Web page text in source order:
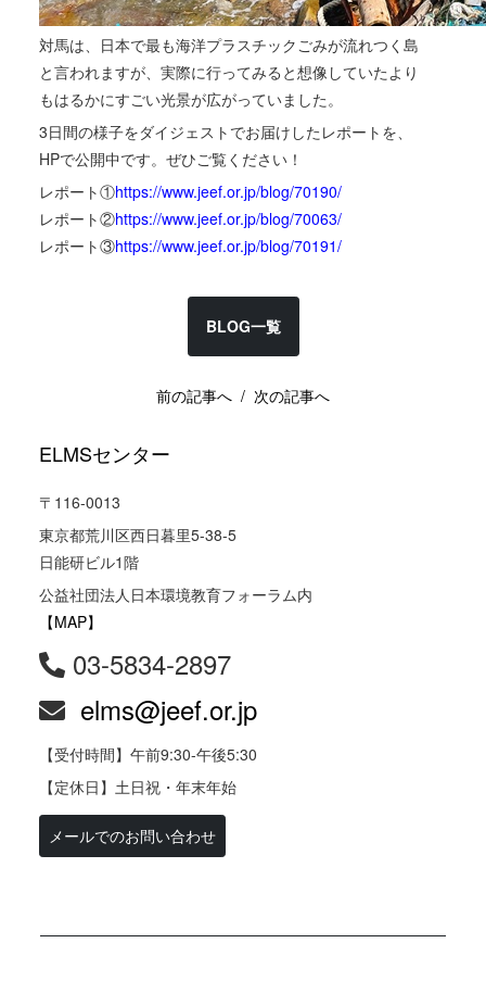
対馬は、日本で最も海洋プラスチックごみが流れつく島
と言われますが、実際に行ってみると想像していたより
もはるかにすごい光景が広がっていました。
3日間の様子をダイジェストでお届けしたレポートを、
HPで公開中です。ぜひご覧ください！
レポート①https://www.jeef.or.jp/blog/70190/
レポート②https://www.jeef.or.jp/blog/70063/
レポート③https://www.jeef.or.jp/blog/70191/
BLOG一覧
前の記事へ / 次の記事へ
ELMSセンター
〒116-0013
東京都荒川区西日暮里5-38-5
日能研ビル1階
公益社団法人日本環境教育フォーラム内
【MAP】
03-5834-2897
elms@jeef.or.jp
【受付時間】午前9:30-午後5:30
【定休日】土日祝・年末年始
メールでのお問い合わせ